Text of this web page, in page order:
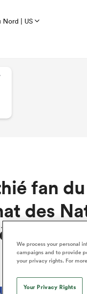
Nord | US
fan
des
à cette
We process your personal
campaigns and to provide
your privacy rights. For
Your Privacy Rights